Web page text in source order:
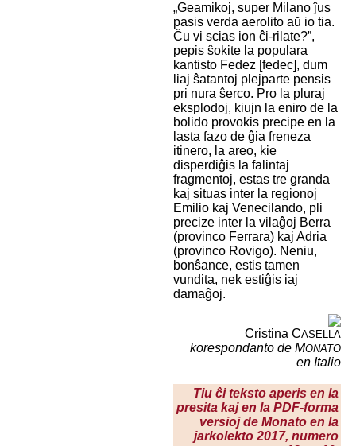
„Geamikoj, super Milano ĵus
pasis verda aerolito aŭ io tia.
Ĉu vi scias ion ĉi-rilate?”,
pepis ŝokite la populara
kantisto Fedez [fedec], dum
liaj ŝatantoj plejparte pensis
pri nura ŝerco. Pro la pluraj
eksplodoj, kiujn la eniro de la
bolido provokis precipe en la
lasta fazo de ĝia freneza
itinero, la areo, kie
disperdiĝis la falintaj
fragmentoj, estas tre granda
kaj situas inter la regionoj
Emilio kaj Venecilando, pli
precize inter la vilaĝoj Berra
(provinco Ferrara) kaj Adria
(provinco Rovigo). Neniu,
bonŝance, estis tamen
vundita, nek estiĝis iaj
damaĝoj.
Cristina CASELLA
korespondanto de MONATO
en Italio
Tiu ĉi teksto aperis en la
presita kaj en la PDF-forma
versioj de Monato en la
jarkolekto 2017, numero